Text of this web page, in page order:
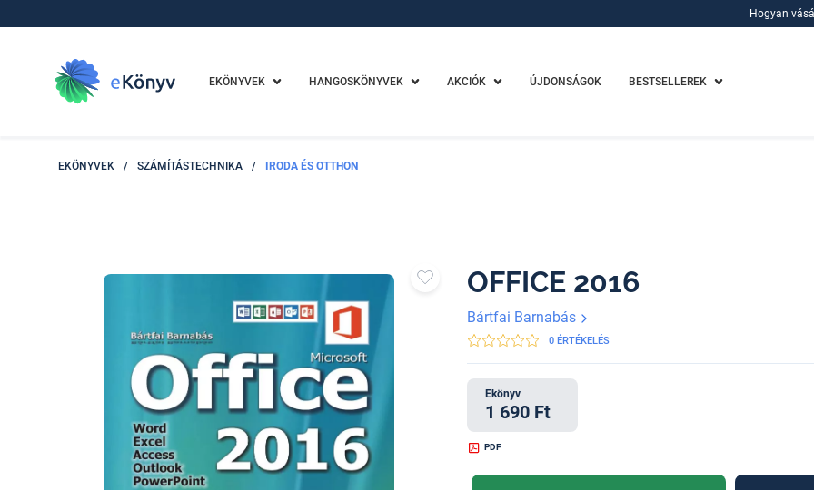
Hogyan
EKÖNYVEK HANGOSKÖNYVEK AKCIÓK ÚJDONSÁGOK BESTSELLEREK
EKÖNYVEK / SZÁMÍTÁSTECHNIKA / IRODA ÉS OTTHON
OFFICE 2016
Bártfai Barnabás
0 ÉRTÉKELÉS
Ekönyv
1 690 Ft
PDF